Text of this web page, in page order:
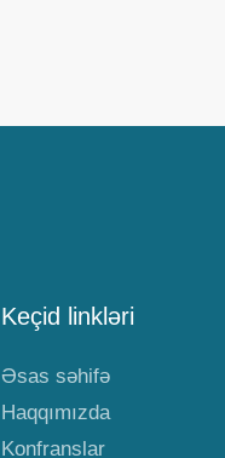
Keçid linkləri
Əsas səhifə
Haqqımızda
Konfranslar